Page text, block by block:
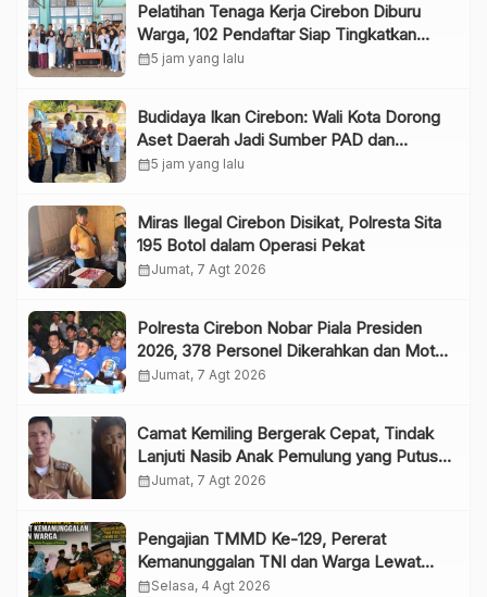
Pelatihan Tenaga Kerja Cirebon Diburu
Warga, 102 Pendaftar Siap Tingkatkan
Kompetensi
calendar_month5 jam yang lalu
Budidaya Ikan Cirebon: Wali Kota Dorong
Aset Daerah Jadi Sumber PAD dan
Dukung Penanganan Stunting
calendar_month5 jam yang lalu
Miras Ilegal Cirebon Disikat, Polresta Sita
195 Botol dalam Operasi Pekat
calendar_monthJumat, 7 Agt 2026
Polresta Cirebon Nobar Piala Presiden
2026, 378 Personel Dikerahkan dan Motor
Listrik Jadi Grand Prize
calendar_monthJumat, 7 Agt 2026
Camat Kemiling Bergerak Cepat, Tindak
Lanjuti Nasib Anak Pemulung yang Putus
Sekolah
calendar_monthJumat, 7 Agt 2026
Pengajian TMMD Ke-129, Pererat
Kemanunggalan TNI dan Warga Lewat
Pembinaan Spiritual
calendar_monthSelasa, 4 Agt 2026